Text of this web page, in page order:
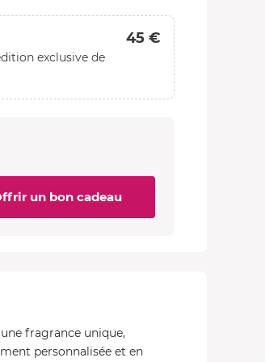
exclusive de
45 €
un bon cadeau
fragrance unique,
personnalisée et en